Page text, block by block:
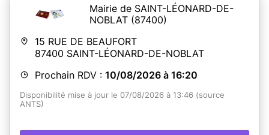
Mairie de SAINT-LÉONARD-DE-
NOBLAT (87400)
15 RUE DE BEAUFORT
87400 SAINT-LÉONARD-DE-NOBLAT
Prochain RDV : 10/08/2026 à 16:20
Disponibilité mise à jour le 07/08/2026 à 13:46 (source
ANTS)